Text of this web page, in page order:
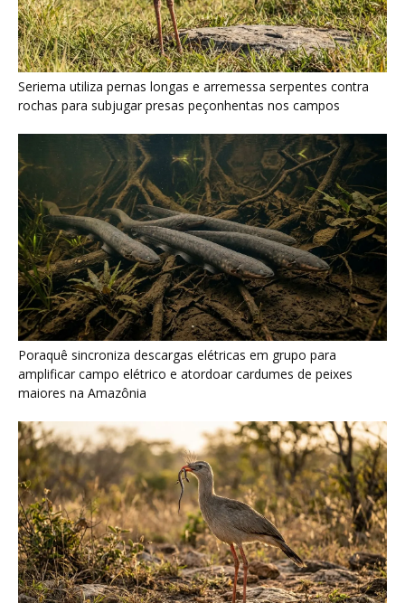
Poraquê sincroniza descargas elétricas em grupo para
amplificar campo elétrico e atordoar cardumes de peixes
maiores na Amazônia
Seriema combina corridas em alta velocidade e arremessos
contra rochas para imobilizar serpentes peçonhentas no
cerrado